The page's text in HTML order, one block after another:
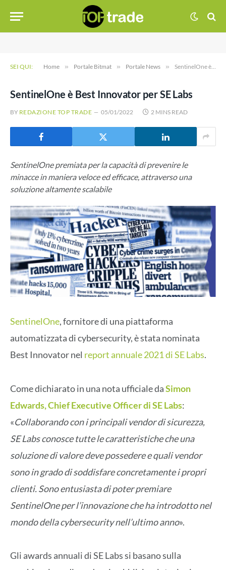
SEI QUI: Home » Portale Bitmat » Portale News » SentinelOne è Best Innovator per SE Labs
SentinelOne è Best Innovator per SE Labs
BY REDAZIONE TOP TRADE 05/01/2022 2 MINS READ
SentinelOne premiata per la capacità di prevenire le
minacce in maniera veloce ed efficace, attraverso una
soluzione altamente scalabile
SentinelOne, fornitore di una piattaforma
automatizzata di cybersecurity, è stata nominata
Best Innovator nel report annuale 2021 di SE Labs.
Come dichiarato in una nota ufficiale daSimon
Edwards, Chief Executive Officer di SE Labs:
«Collaborando con i principali vendor di sicurezza,
SE Labs conosce tutte le caratteristiche che una
soluzione di valore deve possedere e quali vendor
sono in grado di soddisfare concretamente i propri
clienti. Sono entusiasta di poter premiare
SentinelOne per l’innovazione che ha introdotto nel
mondo della cybersecurity nell’ultimo anno».
Gli awards annuali di SE Labs si basano sulla